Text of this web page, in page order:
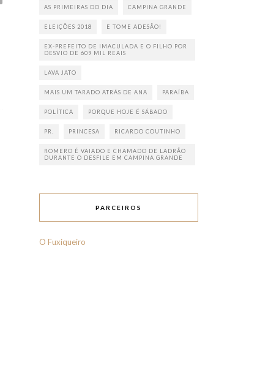
AS PRIMEIRAS DO DIA CAMPINA GRANDE
ELEIÇÕES 2018 E TOME ADESÃO!
EX-PREFEITO DE IMACULADA E O FILHO POR
DESVIO DE 609 MIL REAIS
LAVA JATO
MAIS UM TARADO ATRÁS DE ANA PARAÍBA
POLÍTICA PORQUE HOJE É SÁBADO
PR. PRINCESA RICARDO COUTINHO
ROMERO É VAIADO E CHAMADO DE LADRÃO
DURANTE O DESFILE EM CAMPINA GRANDE
PARCEIROS
O Fuxiqueiro